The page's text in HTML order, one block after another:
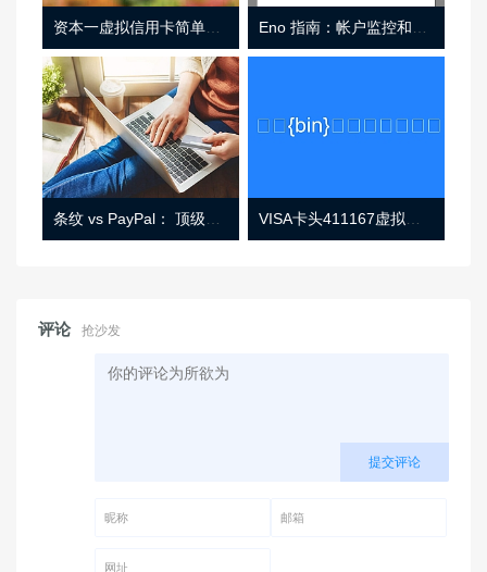
资本一虚拟信用卡简单介绍
条纹 vs PayPal： 顶级功能， 定价 （和更多！ VISA卡头411167虚拟卡基础信息
评论 抢沙发
提交评论